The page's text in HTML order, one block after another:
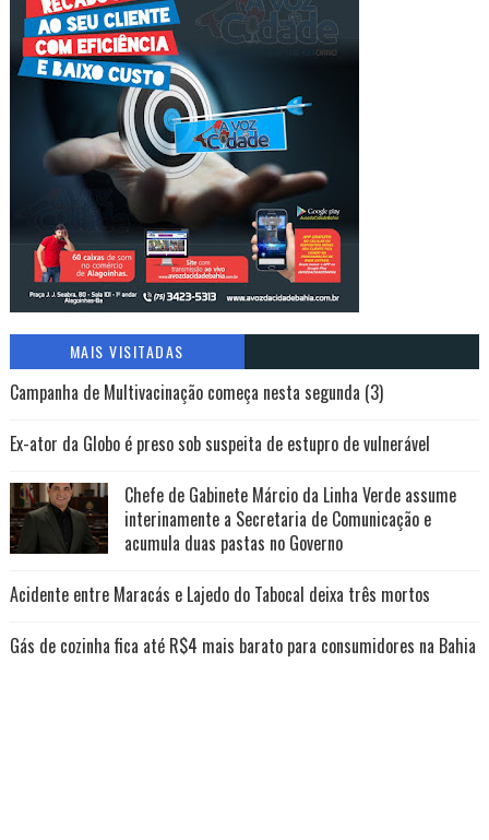
MAIS VISITADAS
Campanha de Multivacinação começa nesta segunda (3)
Ex-ator da Globo é preso sob suspeita de estupro de vulnerável
Chefe de Gabinete Márcio da Linha Verde assume
interinamente a Secretaria de Comunicação e
acumula duas pastas no Governo
Acidente entre Maracás e Lajedo do Tabocal deixa três mortos
Gás de cozinha fica até R$4 mais barato para consumidores na Bahia